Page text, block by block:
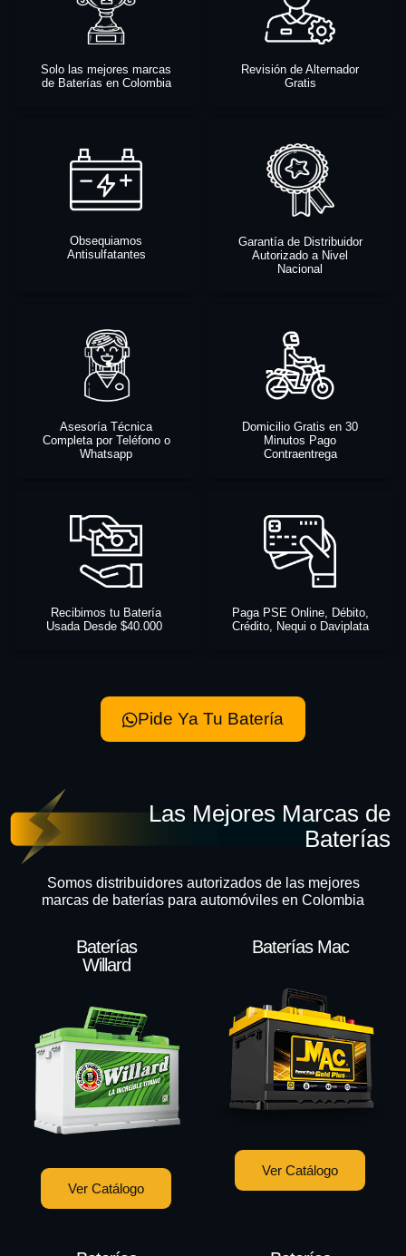
Solo las mejores marcas
de Baterías en Colombia
Revisión de Alternador
Gratis
Obsequiamos
Antisulfatantes
Garantía de Distribuidor
Autorizado a Nivel
Nacional
Asesoría Técnica
Completa por Teléfono o
Whatsapp
Domicilio Gratis en 30
Minutos Pago
Contraentrega
Recibimos tu Batería
Usada Desde $40.000
Paga PSE Online, Débito,
Crédito, Nequi o Daviplata
Pide Ya Tu Batería
Las Mejores Marcas de
Baterías
Somos distribuidores autorizados de las mejores
marcas de baterías para automóviles en Colombia
Baterías
Willard
Ver Catálogo
Baterías Mac
Ver Catálogo